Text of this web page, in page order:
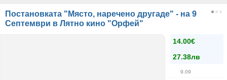
Постановката "Място, наречено другаде" - на 9
Септември в Лятно кино "Орфей"
14.00€
27.38лв
9.09